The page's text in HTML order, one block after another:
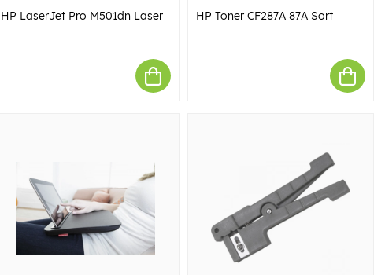
HP LaserJet Pro M501dn Laser HP Toner CF287A 87A Sort